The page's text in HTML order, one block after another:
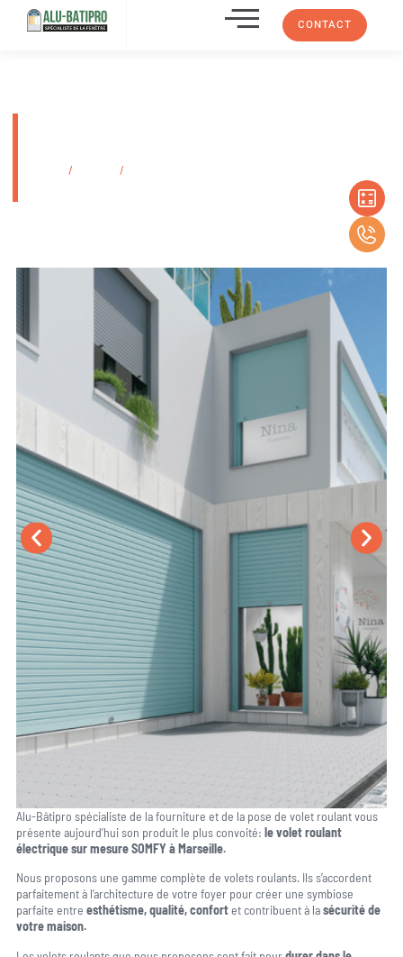
CONTACT
/ /
Alu-Bâtipro spécialiste de la fourniture et de la pose de volet roulant vous
présente aujourd’hui son produit le plus convoité: le volet roulant
électrique sur mesure SOMFY à Marseille.
Nous proposons une gamme complète de volets roulants. Ils s’accordent
parfaitement à l’architecture de votre foyer pour créer une symbiose
parfaite entre esthétisme, qualité, confortet contribuent à lasécurité de
votre maison.